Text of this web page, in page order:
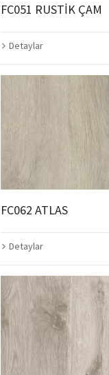
FC051 RUSTİK ÇAM
Detaylar
FC062 ATLAS
Detaylar